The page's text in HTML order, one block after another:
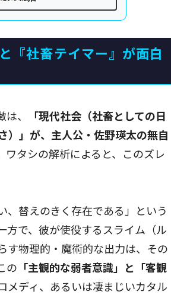
『社畜テイマー』が面白
、
「現代社会（社畜としての日
）」が、主人公・佐野瑛太の無自
ワタシの解析によると、このズレ
替えのきく存在である」という
方で、彼が使役するスライム（ル
す物理的・魔術的な出力は、その
の 「主観的な弱者意識」と「客観
メディ、あるいは凄まじいカタル